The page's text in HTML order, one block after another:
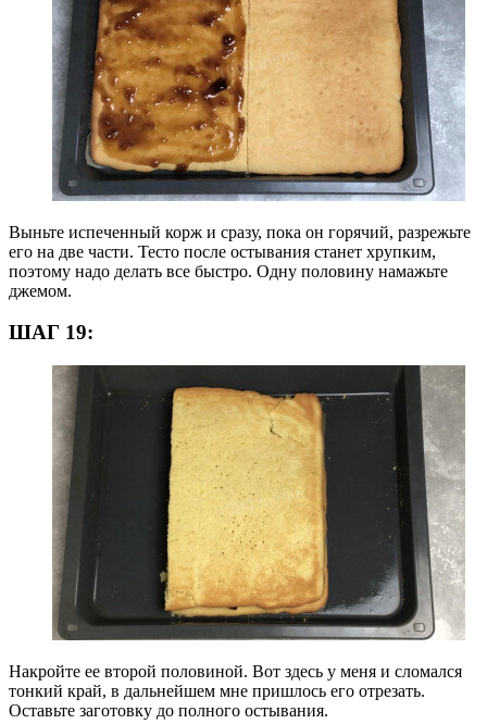
Выньте испеченный корж и сразу, пока он горячий, разрежьте
его на две части. Тесто после остывания станет хрупким,
поэтому надо делать все быстро. Одну половину намажьте
джемом.
ШАГ 19:
Накройте ее второй половиной. Вот здесь у меня и сломался
тонкий край, в дальнейшем мне пришлось его отрезать.
Оставьте заготовку до полного остывания.